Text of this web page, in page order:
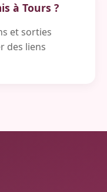
à Tours ?
et sorties
des liens